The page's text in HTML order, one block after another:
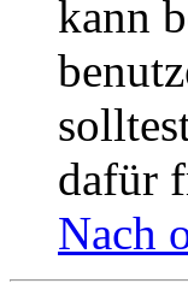
kann
dafür
Nach